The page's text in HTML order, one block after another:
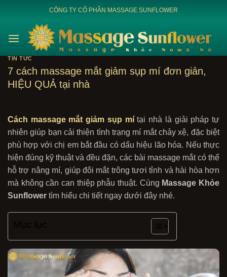
dung
CÔNG TY CỔ PHẦN MASSAGE SUNFLOWER
TIN TỨC
7 cách massage mắt giảm sụp mí đơn giản,
HIỆU QUẢ tại nhà
Cách massage mắt giảm sụp mí tại nhà là giải pháp tự
nhiên giúp bạn cải thiện tình trạng mí mắt chảy xệ, đặc biệt
phù hợp với chị em bắt đầu có dấu hiệu lão hóa. Nếu thực
hiện đúng kỹ thuật và đều đặn, các bài massage mắt có thể
hỗ trợ nâng mí, giúp đôi mắt trông tươi tỉnh và hài hòa hơn
mà không cần can thiệp phẫu thuật. Cùng Massage Khỏe
Sunflower tìm hiểu chi tiết ngay dưới đây nhé.